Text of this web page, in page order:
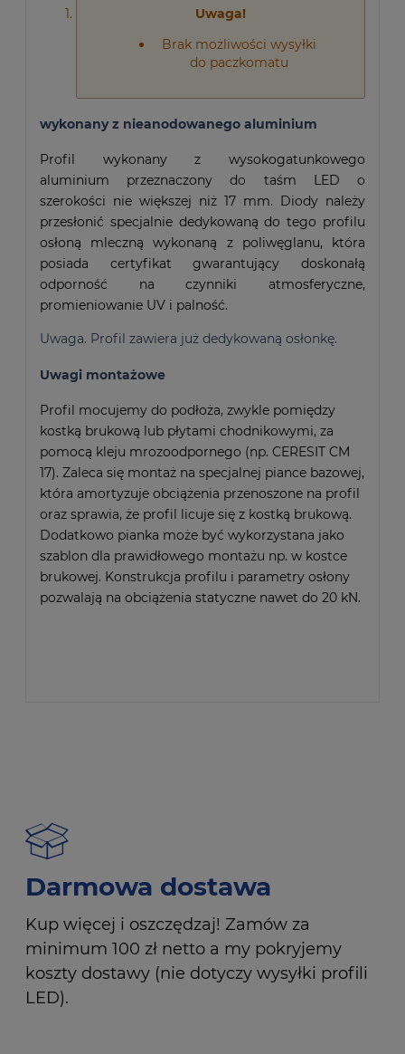
Uwaga!
Brak możliwości wysyłki
do paczkomatu
wykonany z nieanodowanego aluminium
Profil wykonany z wysokogatunkowego
aluminium przeznaczony do taśm LED o
szerokości nie większej niż 17 mm. Diody należy
przesłonić specjalnie dedykowaną do tego profilu
osłoną mleczną wykonaną z poliwęglanu, która
posiada certyfikat gwarantujący doskonałą
odporność na czynniki atmosferyczne,
promieniowanie UV i palność.
Uwaga. Profil zawiera już dedykowaną osłonkę.
Uwagi montażowe
Profil mocujemy do podłoża, zwykle pomiędzy
kostką brukową lub płytami chodnikowymi, za
pomocą kleju mrozoodpornego (np. CERESIT CM
17). Zaleca się montaż na specjalnej piance bazowej,
która amortyzuje obciążenia przenoszone na profil
oraz sprawia, że profil licuje się z kostką brukową.
Dodatkowo pianka może być wykorzystana jako
szablon dla prawidłowego montażu np. w kostce
brukowej. Konstrukcja profilu i parametry osłony
pozwalają na obciążenia statyczne nawet do 20 kN.
Darmowa dostawa
Kup więcej i oszczędzaj! Zamów za
minimum 100 zł netto a my pokryjemy
koszty dostawy (nie dotyczy wysyłki profili
LED).